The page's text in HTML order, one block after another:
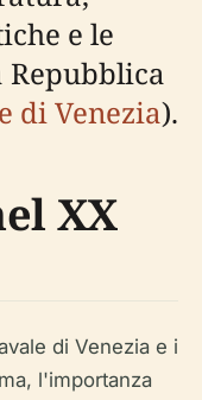
e le
di Venezia).
XX
di Venezia e i
l'importanza